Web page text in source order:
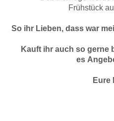
Frühstück
So ihr Lieben, dass war
Kauft ihr auch so gerne
es
Eure